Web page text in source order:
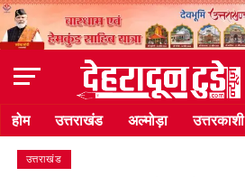
होम उत्तराखंड अल्मोड़ा उत्तरकाशी
उत्तराखंड